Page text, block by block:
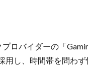
ロバイダーの「
し、時間帯を問わ